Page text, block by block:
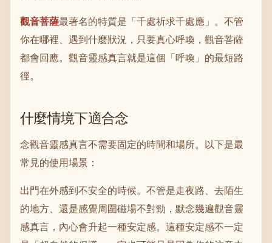
觀音菩薩最著名的特質是「千處祈求千處應」。不管
你在哪裡、遇到什麼狀況，只要真心呼喚，觀音菩薩
都會回應。觀音靈感真言就是這個「呼喚」的最短路
徑。
什麼情境下適合念
念觀音靈感真言不需要固定的時間和場所。以下是最
常見的使用場景：
出門在外感到不安全的時候。不管是走夜路、去陌生
的地方、還是感覺周圍磁場不對勁，默念幾遍觀音靈
感真言，內心會升起一種安定感。這種安定感不一定